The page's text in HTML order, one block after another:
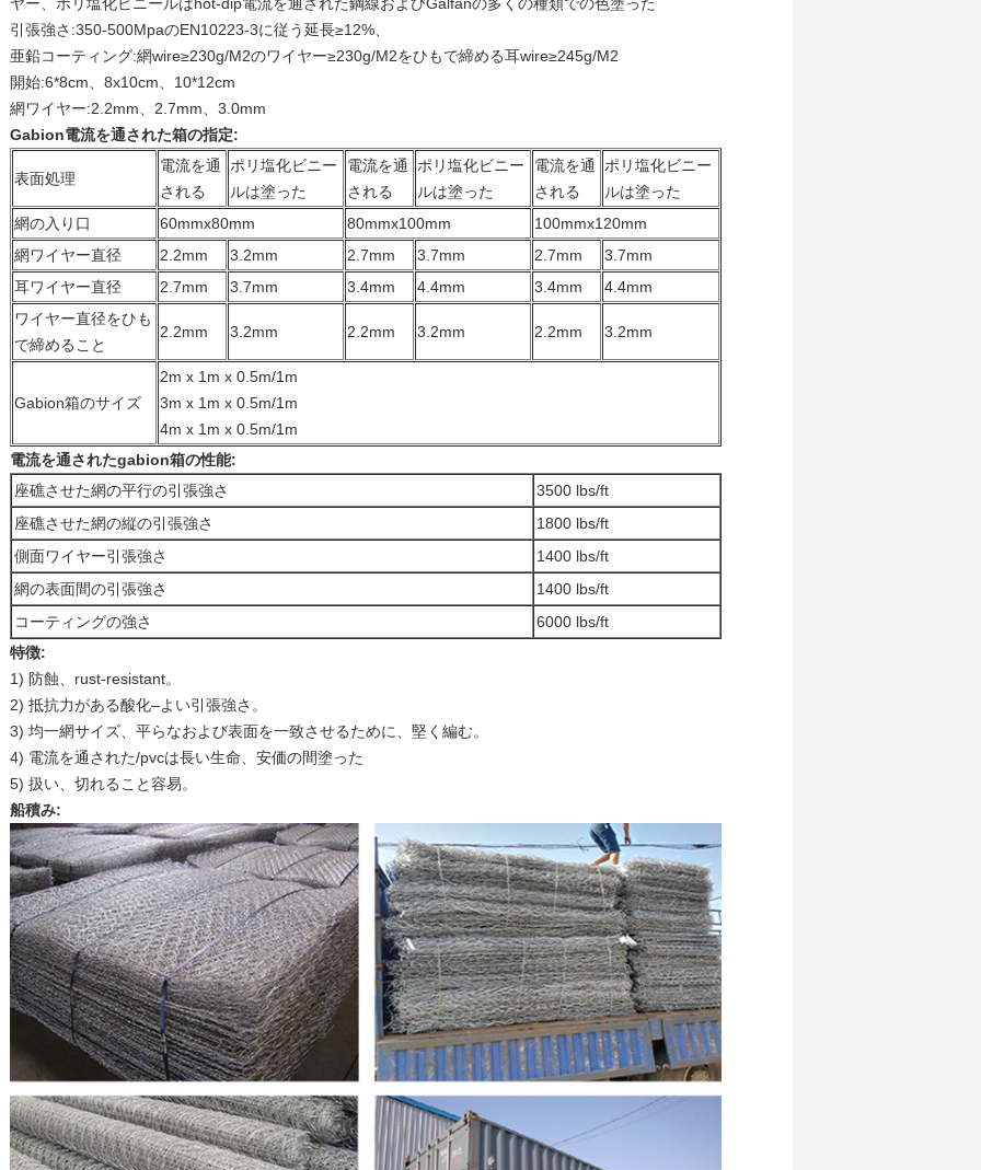
引張強さ:350-500MpaのEN10223-3に従う延長≥12%、
亜鉛コーティング:網wire≥230g/M2のワイヤー≥230g/M2をひもで締める耳wire≥245g/M2
開始:6*8cm、8x10cm、10*12cm
網ワイヤー:2.2mm、2.7mm、3.0mm
Gabion電流を通された箱の指定:
表面処理
電流を通
される
ポリ塩化ビニー
ルは塗った
電流を通
される
ポリ塩化ビニー
ルは塗った
電流を通
される
ポリ塩化ビニー
ルは塗った
網の入り口
60mmx80mm 80mmx100mm
100mmx120mm
網ワイヤー直径
2.2mm 3.2mm 2.7mm 3.7mm 2.7mm
3.7mm
耳ワイヤー直径
2.7mm 3.7mm 3.4mm 4.4mm 3.4mm
4.4mm
ワイヤー直径をひも
で締めること
2.2mm 3.2mm 2.2mm 3.2mm 2.2mm 3.2mm
Gabion箱のサイズ
2m x 1m x 0.5m/1m
3m x 1m x 0.5m/1m
4m x 1m x 0.5m/1m
電流を通されたgabion箱の性能:
座礁させた網の平行の引張強さ
3500 lbs/ft
座礁させた網の縦の引張強さ
1800 lbs/ft
側面ワイヤー引張強さ
1400 lbs/ft
網の表面間の引張強さ
1400 lbs/ft
コーティングの強さ
6000 lbs/ft
特徴:
1) 防蝕、rust-resistant。
2) 抵抗力がある酸化–よい引張強さ。
3) 均一網サイズ、平らなおよび表面を一致させるために、堅く編む。
4) 電流を通された/pvcは長い生命、安価の間塗った
5) 扱い、切れること容易。
船積み: